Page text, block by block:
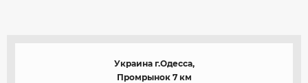
Украина г.Одесса,
Промрынок 7 км